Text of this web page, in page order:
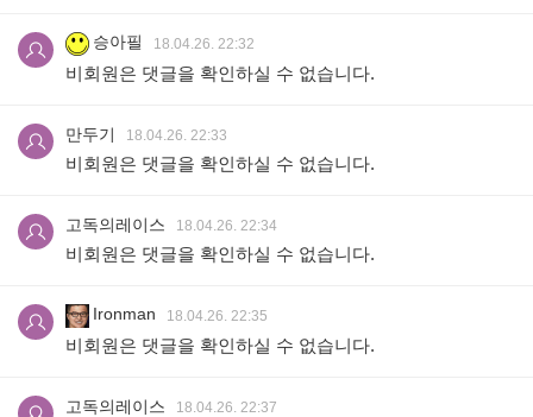
승아필 18.04.26. 22:32
비회원은 댓글을 확인하실 수 없습니다.
만두기 18.04.26. 22:33
비회원은 댓글을 확인하실 수 없습니다.
고독의레이스 18.04.26. 22:34
비회원은 댓글을 확인하실 수 없습니다.
Ironman 18.04.26. 22:35
비회원은 댓글을 확인하실 수 없습니다.
고독의레이스 18.04.26. 22:37